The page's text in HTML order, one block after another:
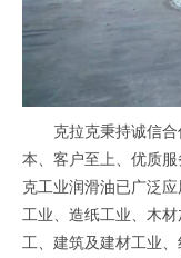
克拉克秉持诚信合
本、客户至上、优质
克工业润滑油已广泛
工业、造纸工业、木
工、建筑及建材工业、